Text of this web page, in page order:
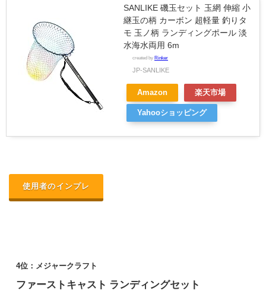
SANLIKE 磯玉セット 玉網 伸縮 小
継玉の柄 カーボン 超軽量 釣りタ
モ 玉ノ柄 ランディングポール 淡
水海水両用 6m
created by Rinker
JP-SANLIKE
Amazon 楽天市場
Yahooショッピング
使用者のインプレ
4位：メジャークラフト
ファーストキャスト ランディングセット